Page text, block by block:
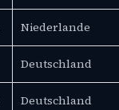
Niederlande
Deutschland
Deutschland